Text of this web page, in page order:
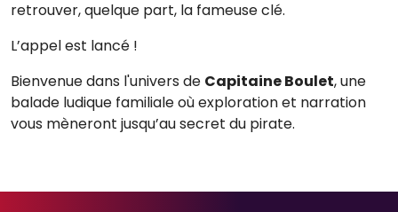
retrouver, quelque part, la fameuse clé.
L’appel est lancé !
Bienvenue dans l'univers de Capitaine Boulet, une
balade ludique familiale où exploration et narration
vous mèneront jusqu’au secret du pirate.